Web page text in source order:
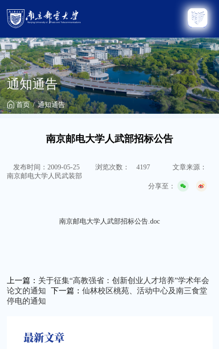
关闭
通知通告
首页 通知通告
南京邮电大学人武部招标公告
发布时间：2009-05-25 浏览次数： 4197
文章来源：
南京邮电大学人民武装部
分享至：
南京邮电大学人武部招标公告.doc
上一篇： 关于征集“高教强省：创新创业人才培养”学术年会
论文的通知
下一篇： 仙林校区桃苑、活动中心及南三食堂
停电的通知
最新文章